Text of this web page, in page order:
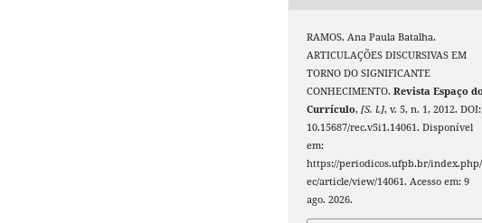
RAMOS, Ana Paula Batalha.
ARTICULAÇÕES DISCURSIVAS EM
TORNO DO SIGNIFICANTE
CONHECIMENTO.Revista Espaço
Currículo,[S. l.], v. 5, n. 1, 2012. DOI:
10.15687/rec.v5i1.14061. Disponível
em:
https://periodicos.ufpb.br/
ec/article/view/14061. Acesso em: 9
ago. 2026.